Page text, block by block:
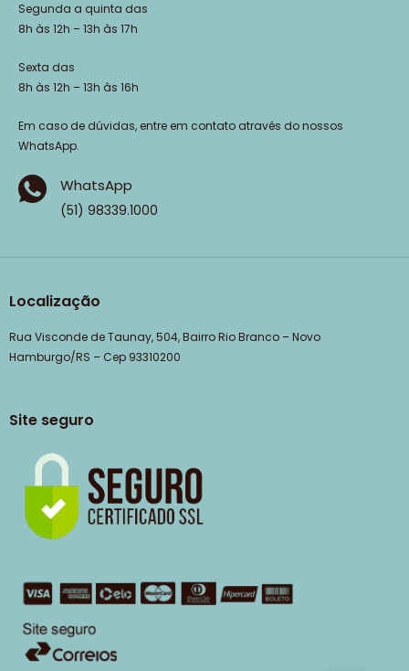
Segunda a quinta das
8h às 12h – 13h às 17h
Sexta das
8h às 12h – 13h às 16h
Em caso de dúvidas, entre em contato através do nossos
WhatsApp.
WhatsApp
(51) 98339.1000
Localização
Rua Visconde de Taunay, 504, Bairro Rio Branco – Novo
Hamburgo/RS – Cep 93310200
Site seguro